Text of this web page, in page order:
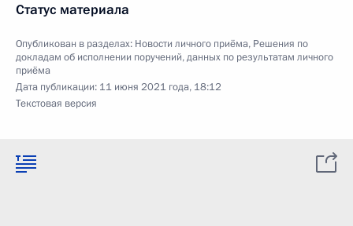
Статус материала
Опубликован в разделах: Новости личного приёма, Решения по
докладам об исполнении поручений, данных по результатам личного
приёма
Дата публикации: 11 июня 2021 года, 18:12
Текстовая версия